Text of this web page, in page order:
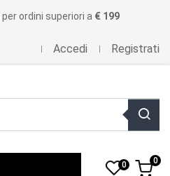
per ordini superiori a € 199
Accedi Registrati
0 0